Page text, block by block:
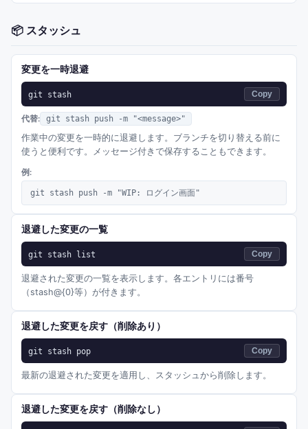
📦 スタッシュ
変更を一時退避
git stash Copy
代替: git stash push -m "<message>"
作業中の変更を一時的に退避します。ブランチを切り替える前に
使うと便利です。メッセージ付きで保存することもできます。
例:
git stash push -m "WIP: ログイン画面"
退避した変更の一覧
git stash list Copy
退避された変更の一覧を表示します。各エントリには番号
（stash@{0}等）が付きます。
退避した変更を戻す（削除あり）
git stash pop Copy
最新の退避された変更を適用し、スタッシュから削除します。
退避した変更を戻す（削除なし）